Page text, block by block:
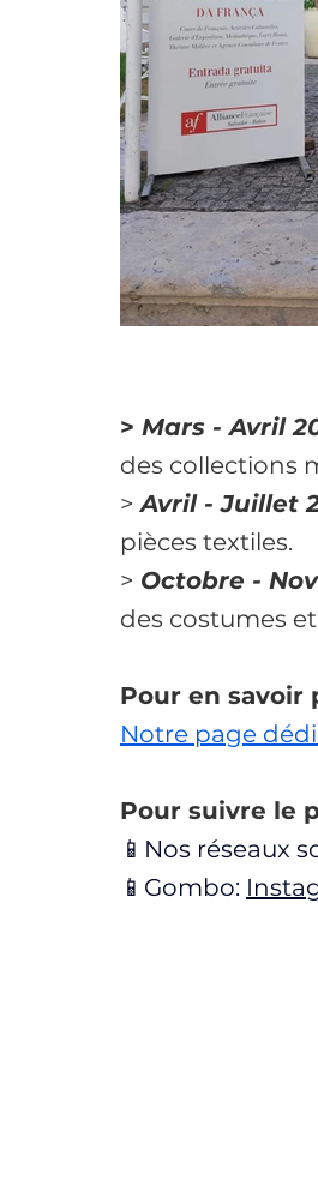
> Mars - Avril
des collections
> Avril - Juillet
pièces textiles.
> Octobre -
des costumes
Pour en savoir
Notre page
Pour suivre le
📱Nos réseaux
📱Gombo: